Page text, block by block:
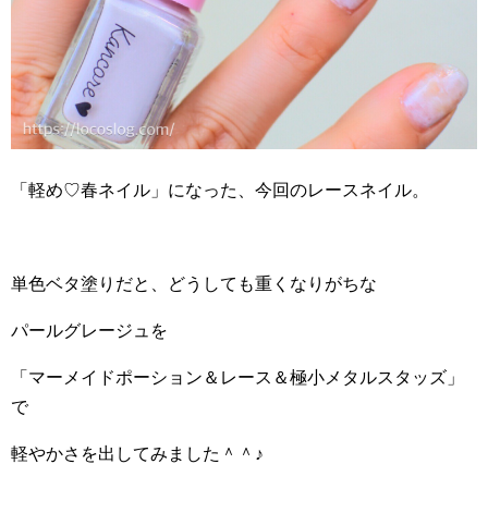
「軽め♡春ネイル」になった、今回のレースネイル。
単色ベタ塗りだと、どうしても重くなりがちな
パールグレージュを
「マーメイドポーション＆レース＆極小メタルスタッズ」
で
軽やかさを出してみました＾＾♪